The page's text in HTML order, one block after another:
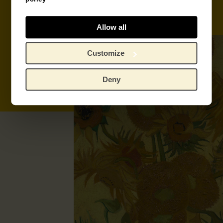
Allow all
Customize
Deny
Bestel tickets